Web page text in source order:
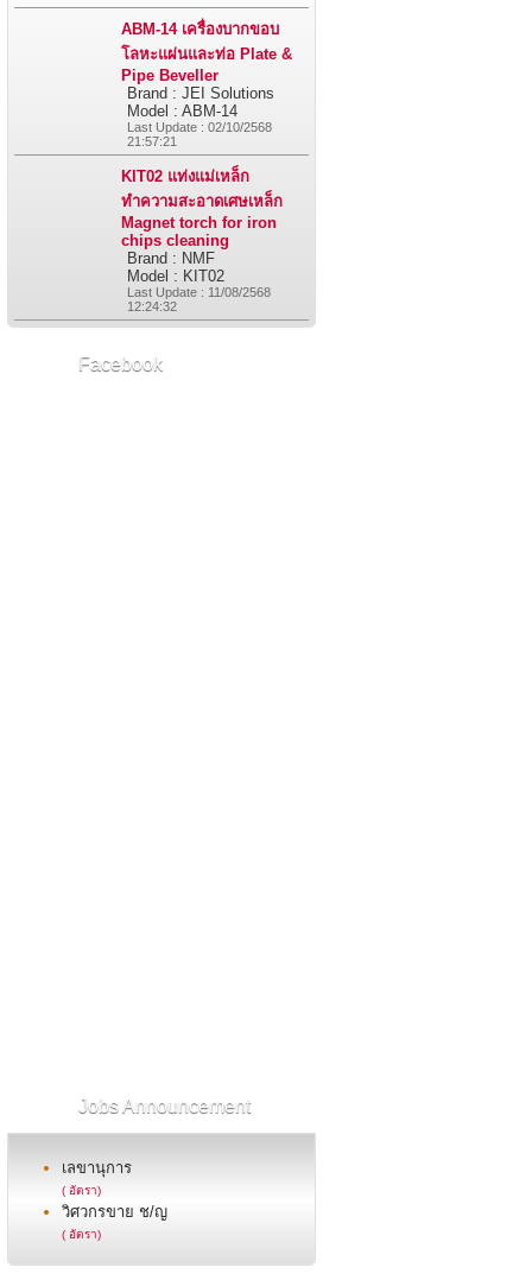
ABM-14 เครื่องบากขอบ
โลหะแผ่นและท่อ Plate &
Pipe Beveller
Brand : JEI Solutions
Model : ABM-14
Last Update : 02/10/2568
21:57:21
KIT02 แท่งแม่เหล็ก
ทำความสะอาดเศษเหล็ก
Magnet torch for iron
chips cleaning
Brand : NMF
Model : KIT02
Last Update : 11/08/2568
12:24:32
Facebook
Jobs Announcement
เลขานุการ
( อัตรา)
วิศวกรขาย ช/ญ
( อัตรา)